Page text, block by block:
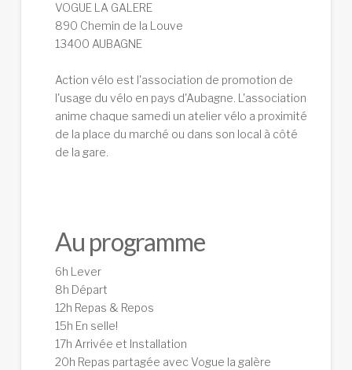
VOGUE LA GALERE
890 Chemin de la Louve
13400 AUBAGNE
Action vélo est l'association de promotion de
l'usage du vélo en pays d'Aubagne. L'association
anime chaque samedi un atelier vélo a proximité
de la place du marché ou dans son local à côté
de la gare.
Au programme
6h Lever
8h Départ
12h Repas & Repos
15h En selle!
17h Arrivée et Installation
20h Repas partagée avec Vogue la galère